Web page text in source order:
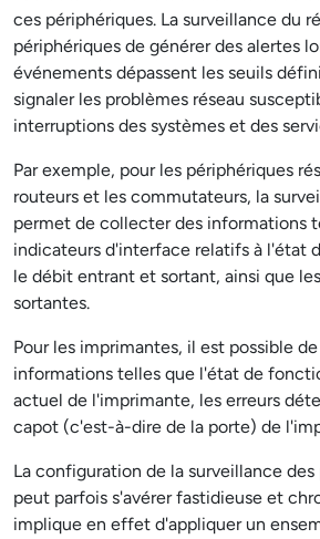
ces périphériques. La surveillance du
périphériques de générer des alertes
événements dépassent les seuils
signaler les problèmes réseau
interruptions des systèmes et des
Par exemple, pour les périphériques
routeurs et les commutateurs, la
permet de collecter des informations
indicateurs d'interface relatifs à l'état
le débit entrant et sortant, ainsi que
sortantes.
Pour les imprimantes, il est possible
informations telles que l'état de
actuel de l'imprimante, les erreurs
capot (c'est-à-dire de la porte) de
La configuration de la surveillance des
peut parfois s'avérer fastidieuse et
implique en effet d'appliquer un